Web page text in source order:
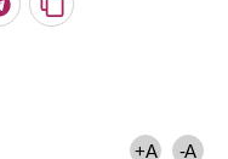
Copiar
+A -A